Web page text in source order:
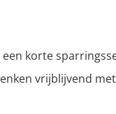
korte
vrijblijvend